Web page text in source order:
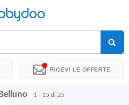
Ricevi le offerte
1 - 15 di 25